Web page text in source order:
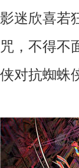
影迷欣喜若
咒，不得不
侠对抗蜘蛛